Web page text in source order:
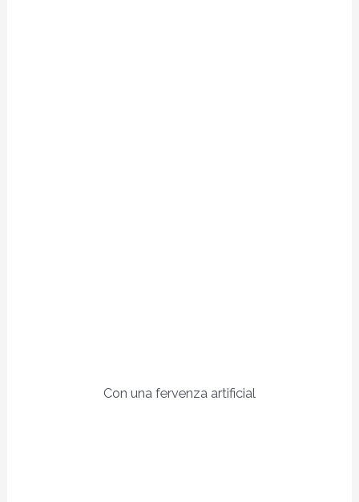
Con una fervenza artificial